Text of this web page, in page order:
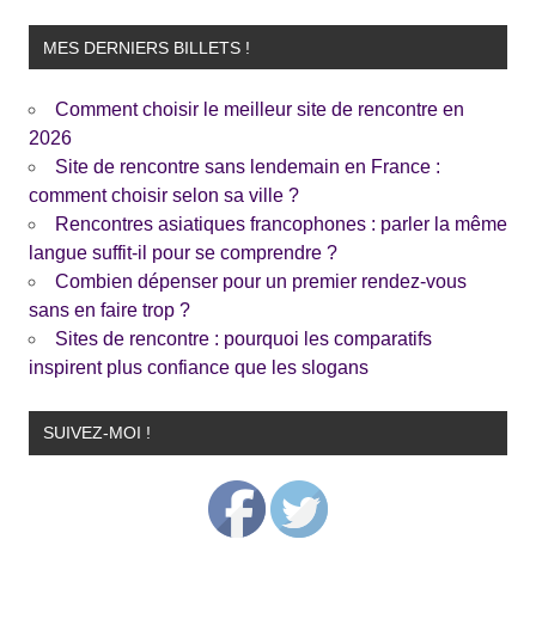
MES DERNIERS BILLETS !
Comment choisir le meilleur site de rencontre en
2026
Site de rencontre sans lendemain en France :
comment choisir selon sa ville ?
Rencontres asiatiques francophones : parler la même
langue suffit-il pour se comprendre ?
Combien dépenser pour un premier rendez-vous
sans en faire trop ?
Sites de rencontre : pourquoi les comparatifs
inspirent plus confiance que les slogans
SUIVEZ-MOI !